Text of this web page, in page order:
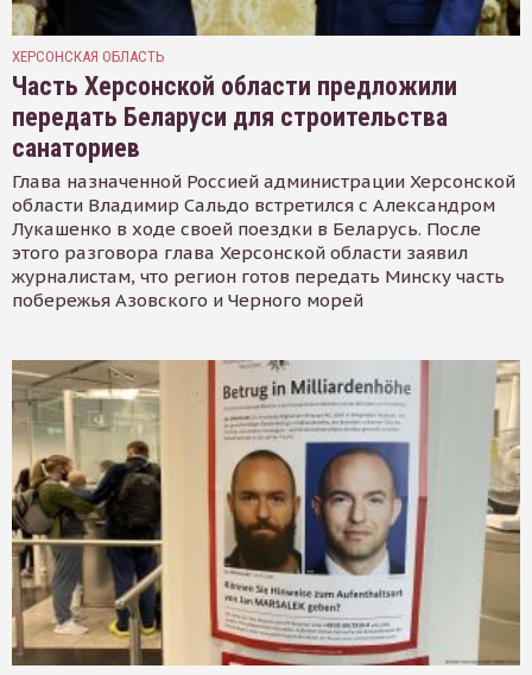
ХЕРСОНСКАЯ ОБЛАСТЬ
Часть Херсонской области предложили
передать Беларуси для строительства
санаториев
Глава назначенной Россией администрации Херсонской
области Владимир Сальдо встретился с Александром
Лукашенко в ходе своей поездки в Беларусь. После
этого разговора глава Херсонской области заявил
журналистам, что регион готов передать Минску часть
побережья Азовского и Черного морей